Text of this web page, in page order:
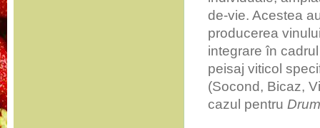
de-vie. Acestea
producerea
integrare în
peisaj viticol
(Socond, Bicaz,
cazul pentru